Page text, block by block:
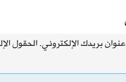
بريدك الإلكتروني.الحقول